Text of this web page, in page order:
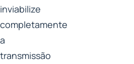
inviabilize
completamente
a
transmissão